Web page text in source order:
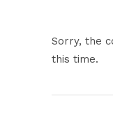
Sorry, the
this time.